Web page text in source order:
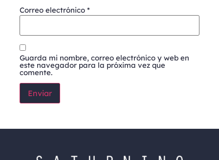
Correo electrónico *
Guarda mi nombre, correo electrónico y web en
este navegador para la próxima vez que
comente.